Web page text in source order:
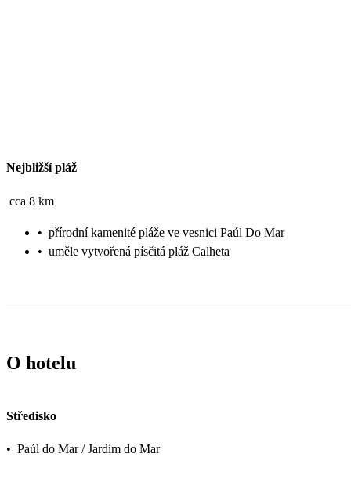
Nejbližší pláž
cca 8 km
• přírodní kamenité pláže ve vesnici Paúl Do Mar
• uměle vytvořená písčitá pláž Calheta
O hotelu
Středisko
• Paúl do Mar / Jardim do Mar